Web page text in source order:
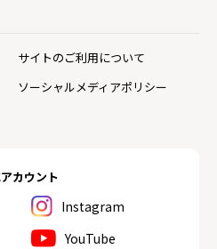
カウント
Instagram
YouTube
サイトのご利用について
ソーシャルメディアポリシー